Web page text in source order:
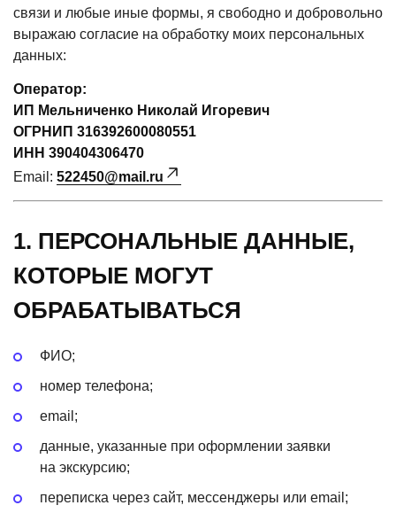
связи и любые иные формы, я свободно и добровольно
выражаю согласие на обработку моих персональных
данных:
Оператор:
ИП Мельниченко Николай Игоревич
ОГРНИП 316392600080551
ИНН 390404306470
Email: 522450@mail.ru
1. ПЕРСОНАЛЬНЫЕ ДАННЫЕ,
КОТОРЫЕ МОГУТ
ОБРАБАТЫВАТЬСЯ
ФИО;
номер телефона;
email;
данные, указанные при оформлении заявки
на экскурсию;
переписка через сайт, мессенджеры или email;